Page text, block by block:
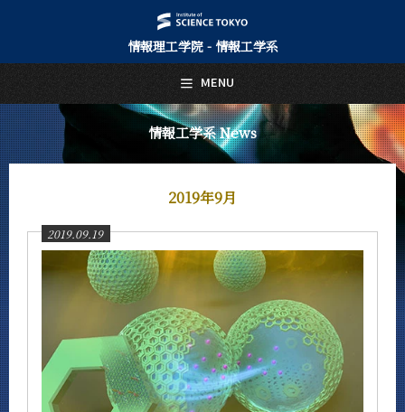
情報理工学院 - 情報工学系
情報工学系 News
2019年9月
2019.09.19
MENU
日本語 English
トップページ
Top Page
情報工学系について
About Us
教員・研究室
Faculty and Laboratories
入学案内
Admissions
情報工学系 News